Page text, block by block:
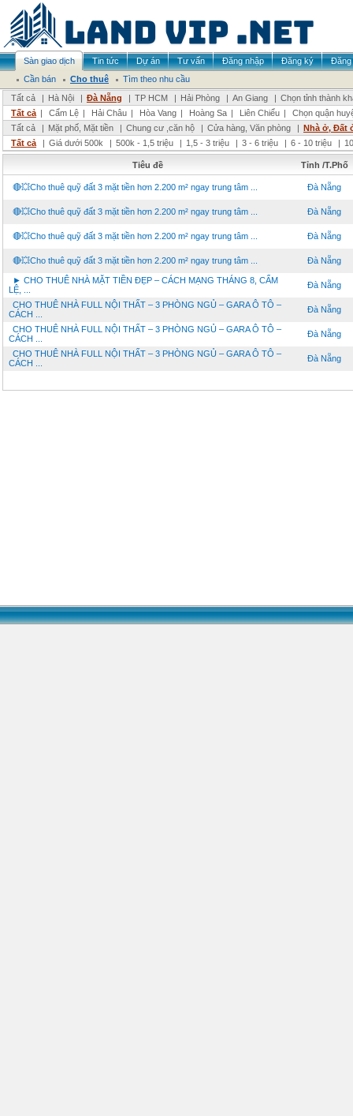
Sàn giao dịch Tin tức Dự án Tư vấn Đăng nhập Đăng ký
Đăng
Cần bán
Cho thuê
Tìm theo nhu cầu
Tất cả
| Hà Nội | Đà Nẵng | TP HCM | Hải Phòng | An Giang | Chọn tỉnh thành
Tất cả | Cẩm Lệ | Hải Châu | Hòa Vang | Hoàng Sa | Liên Chiểu |
Chọn quận
Tất cả
| Mặt phố, Mặt tiền | Chung cư ,căn hộ | Cửa hàng, Văn phòng | Nhà ở, Đất
Tất cả
| Giá dưới 500k | 500k - 1,5 triệu | 1,5 - 3 triệu | 3 - 6 triệu | 6 - 10 triệu |
Tiêu đề Tỉnh /T.Phố
🔴💥Cho thuê quỹ đất 3 mặt tiền hơn 2.200 m² ngay trung tâm ... Đà Nẵng
🔴💥Cho thuê quỹ đất 3 mặt tiền hơn 2.200 m² ngay trung tâm ... Đà Nẵng
🔴💥Cho thuê quỹ đất 3 mặt tiền hơn 2.200 m² ngay trung tâm ... Đà Nẵng
🔴💥Cho thuê quỹ đất 3 mặt tiền hơn 2.200 m² ngay trung tâm ... Đà Nẵng
► CHO THUÊ NHÀ MẶT TIỀN ĐẸP – CÁCH MẠNG THÁNG 8, CẨM
LỆ, ...
Đà Nẵng
CHO THUÊ NHÀ FULL NỘI THẤT – 3 PHÒNG NGỦ – GARA Ô TÔ –
CÁCH ...
Đà Nẵng
CHO THUÊ NHÀ FULL NỘI THẤT – 3 PHÒNG NGỦ – GARA Ô TÔ –
CÁCH ...
Đà Nẵng
CHO THUÊ NHÀ FULL NỘI THẤT – 3 PHÒNG NGỦ – GARA Ô TÔ –
CÁCH ...
Đà Nẵng